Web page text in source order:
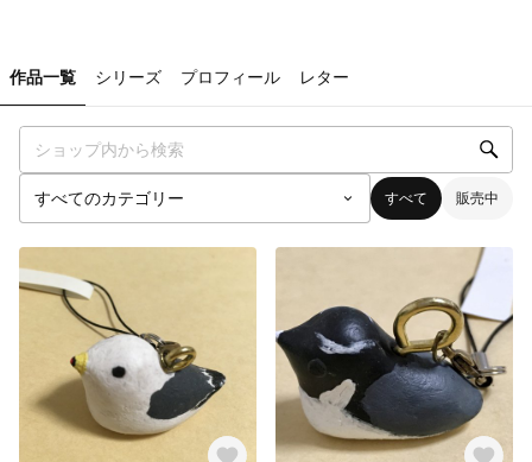
作品一覧 シリーズ プロフィール レター
すべて 販売中